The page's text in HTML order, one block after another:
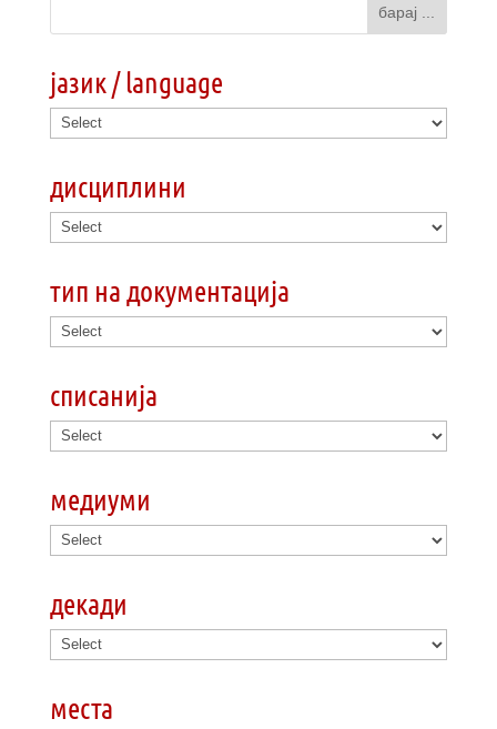
јазик / language
дисциплини
тип на документација
списанија
медиуми
декади
места